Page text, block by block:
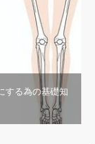
する為の基礎知